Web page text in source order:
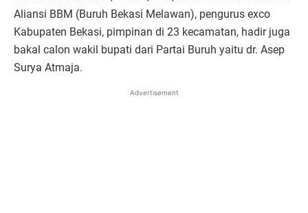
Aliansi BBM (Buruh Bekasi Melawan), pengurus exco
Kabupaten Bekasi, pimpinan di 23 kecamatan, hadir juga
bakal calon wakil bupati dari Partai Buruh yaitu dr. Asep
Surya Atmaja.
Advertisement